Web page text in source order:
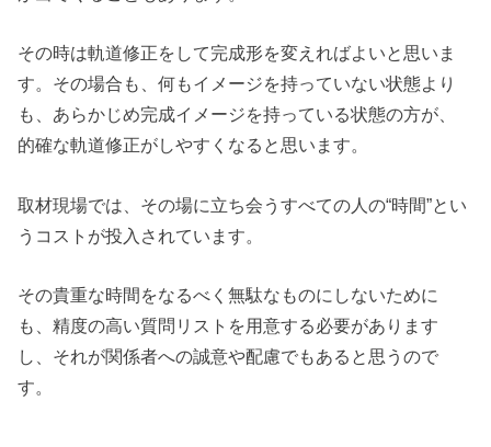
その時は軌道修正をして完成形を変えればよいと思いま
す。その場合も、何もイメージを持っていない状態より
も、あらかじめ完成イメージを持っている状態の方が、
的確な軌道修正がしやすくなると思います。
取材現場では、その場に立ち会うすべての人の“時間”とい
うコストが投入されています。
その貴重な時間をなるべく無駄なものにしないために
も、精度の高い質問リストを用意する必要があります
し、それが関係者への誠意や配慮でもあると思うので
す。